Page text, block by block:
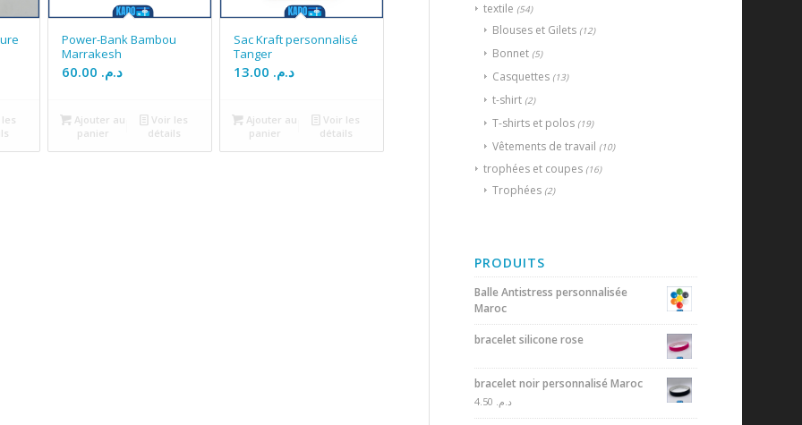
Power-Bank Bambou
Marrakesh
د.م.
Ajouter au
panier
Voir les
détails
Sac Kraft personnalisé
Tanger
د.م.
Ajouter au
panier
Voir les
détails
textile (54)
Blouses et Gilets (12)
Bonnet (5)
Casquettes (13)
t-shirt (2)
T-shirts et polos (19)
Vêtements de travail (10)
trophées et coupes (16)
Trophées (2)
PRODUITS
Balle Antistress personnalisée
Maroc
bracelet silicone rose
bracelet noir personnalisé Maroc
د.م.